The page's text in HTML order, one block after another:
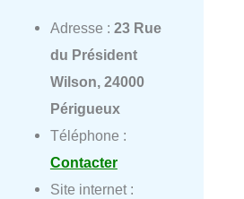
Adresse : 23 Rue
du Président
Wilson, 24000
Périgueux
Téléphone :
Contacter
Site internet :